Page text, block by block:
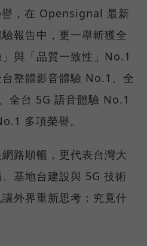
，在 Opensignal 最新
報告中，更一舉斬獲全
與「品質一致性」No.1
整體影音體驗 No.1、全
全台 5G 語音體驗 No.1
多項榮譽。
路順暢，更代表台灣大
基地台建設與 5G 技術
外界重新思考：究竟什